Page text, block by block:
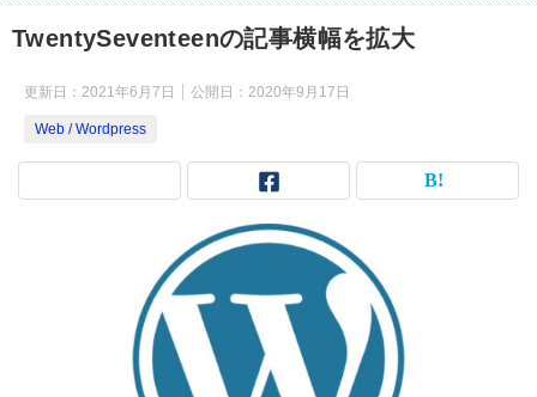
TwentySeventeenの記事横幅を拡大
更新日： 2021年6月7日 公開日： 2020年9月17日
Web / Wordpress